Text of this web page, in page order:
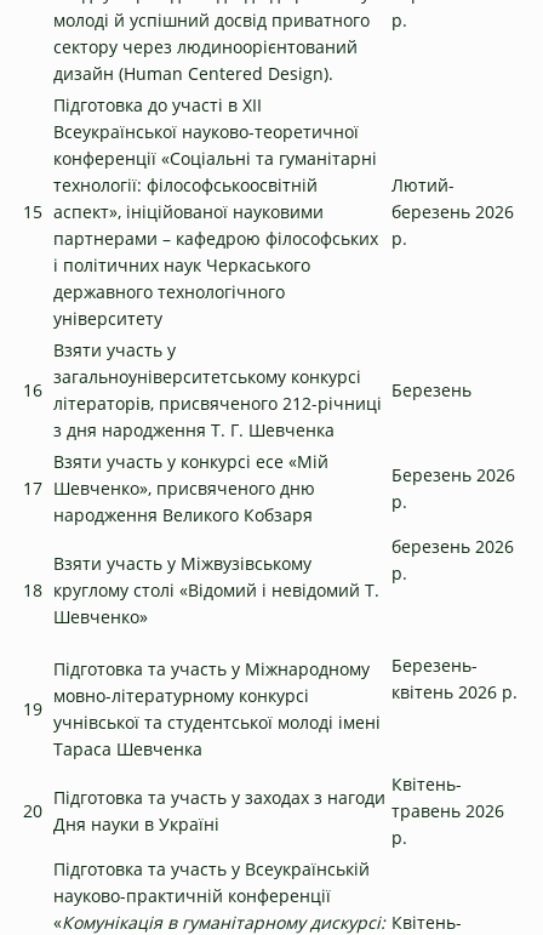
молоді й успішний досвід приватного
сектору через людиноорієнтований
дизайн (Human Centered Design).
р.
15
Підготовка до участі в ХІІ
Всеукраїнської науково-теоретичної
конференції «Соціальні та гуманітарні
технології: філософськоосвітній
аспект», ініційованої науковими
партнерами – кафедрою філософських
і політичних наук Черкаського
державного технологічного
університету
Лютий-
березень 2026
р.
16
Взяти участь у
загальноуніверситетському конкурсі
літераторів, присвяченого 212-річниці
з дня народження Т. Г. Шевченка
Березень
17
Взяти участь у конкурсі есе «Мій
Шевченко», присвяченого дню
народження Великого Кобзаря
Березень 2026
р.
18
Взяти участь у Міжвузівському
круглому столі «Відомий і невідомий Т.
Шевченко»
березень 2026
р.
19
Підготовка та участь у Міжнародному
мовно-літературному конкурсі
учнівської та студентської молоді імені
Тараса Шевченка
Березень-
квітень 2026 р.
20
Підготовка та участь у заходах з нагоди
Дня науки в Україні
Квітень-
травень 2026
р.
Підготовка та участь у Всеукраїнській
науково-практичній конференції
«Комунікація в гуманітарному дискурсі: Квітень-